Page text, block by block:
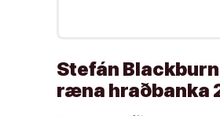
Stefán
ræna hraðbanka